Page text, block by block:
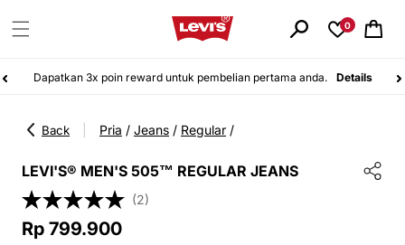
ke
konten
0
Keranjang
Dapatkan 3x poin reward untuk pembelian pertama anda. Details
Back Pria / Jeans / Regular /
LEVI'S® MEN'S 505™ REGULAR JEANS
(2)
Harga
Rp 799.900